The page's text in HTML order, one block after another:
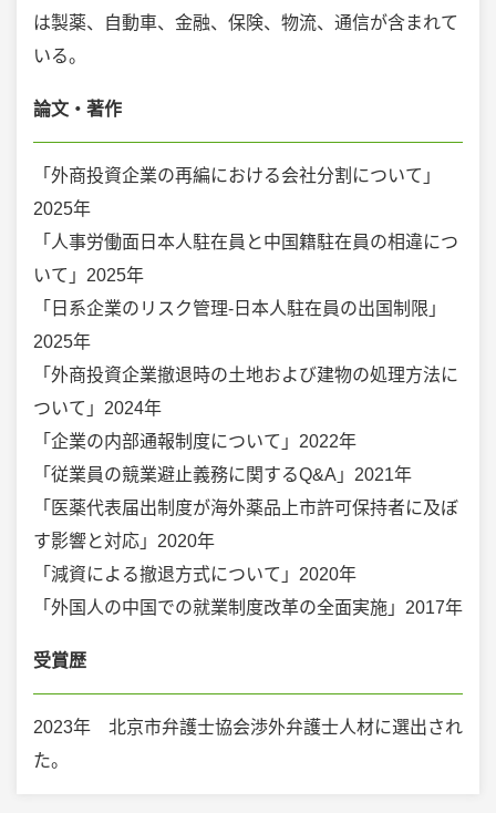
は製薬、自動車、金融、保険、物流、通信が含まれて
いる。
論文・著作
「外商投資企業の再編における会社分割について」
2025年
「人事労働面日本人駐在員と中国籍駐在員の相違につ
いて」2025年
「日系企業のリスク管理-日本人駐在員の出国制限」
2025年
「外商投資企業撤退時の土地および建物の処理方法に
ついて」2024年
「企業の内部通報制度について」2022年
「従業員の競業避止義務に関するQ&A」2021年
「医薬代表届出制度が海外薬品上市許可保持者に及ぼ
す影響と対応」2020年
「減資による撤退方式について」2020年
「外国人の中国での就業制度改革の全面実施」2017年
受賞歴
2023年 北京市弁護士協会渉外弁護士人材に選出され
た。